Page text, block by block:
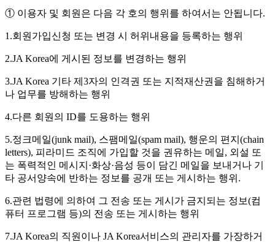
① 이용자 및 회원은 다음 각 호의 행위를 하여서는 안됩니다.
1.회원가입신청 또는 변경 시 허위내용을 등록하는 행위
2.JA Korea에 게시된 정보를 변경하는 행위
3.JA Korea 기타 제3자의 인격권 또는 지적재산권을 침해하거
나 업무를 방해하는 행위
4.다른 회원의 ID를 도용하는 행위
5.정크메일(junk mail), 스팸메일(spam mail), 행운의 편지(chain
letters), 피라미드 조직에 가입할 것을 권유하는 메일, 외설 또
는 폭력적인 메시지·화상·음성 등이 담긴 메일을 보내거나 기
타 공서양속에 반하는 정보를 공개 또는 게시하는 행위.
6.관련 법령에 의하여 그 전송 또는 게시가 금지되는 정보(컴
퓨터 프로그램 등)의 전송 또는 게시하는 행위
7.JA Korea의 직원이나 JA Korea서비스의 관리자를 가장하거